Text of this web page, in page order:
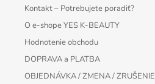
Kontakt – Potrebujete poradiť?
O e-shope YES K-BEAUTY
Hodnotenie obchodu
DOPRAVA a PLATBA
OBJEDNÁVKA / ZMENA / ZRUŠENIE